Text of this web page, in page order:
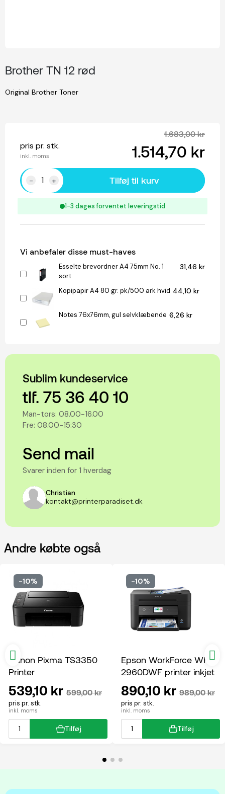
Brother TN 12 rød
Original Brother Toner
1.683,00 kr
pris pr. stk.
inkl. moms 1.514,70 kr
- + Tilføj til kurv
1-3 dages forventet leveringstid
Vi anbefaler disse must-haves
Esselte brevordner A4 75mm No. 1
sort
31,46 kr
Kopipapir A4 80 gr. pk/500 ark hvid 44,10 kr
Notes 76x76mm, gul selvklæbende 6,26 kr
Sublim kundeservice
tlf. 75 36 40 10
Man-tors: 08.00-16.00
Fre: 08.00-15:30
Send mail
Svarer inden for 1 hverdag
Christian
kontakt@printerparadiset.dk
Andre købte også
-10%
Canon Pixma TS3350
Printer
pris pr. stk.
inkl. moms
539,10 kr 599,00 kr
Tilføj
-10%
Epson WorkForce WF-
2960DWF printer inkjet
multifunktion
pris pr. stk.
inkl. moms
890,10 kr 989,00 kr
Tilføj